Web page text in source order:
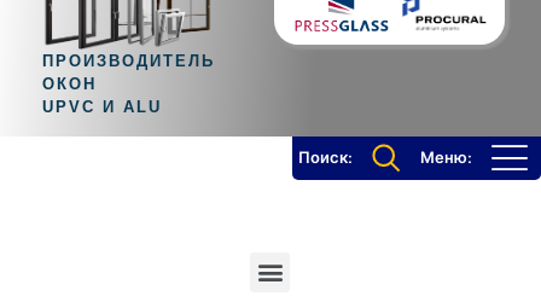
ПРОИЗВОДИТЕЛЬ
ОКОН
UPVC И ALU
Поиск: Меню: